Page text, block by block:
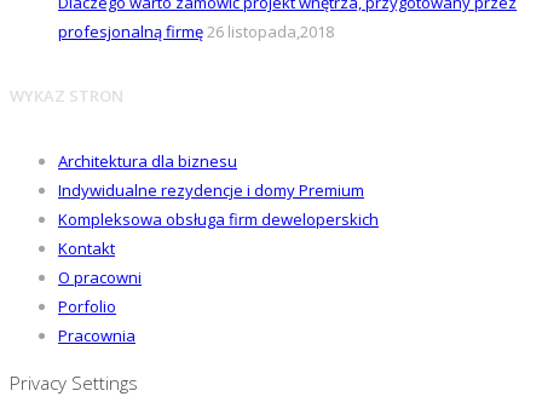
profesjonalną firmę26 listopada,2018
WYKAZ STRON
Architektura dla biznesu
Indywidualne rezydencje i domy Premium
Kompleksowa obsługa firm deweloperskich
Kontakt
O pracowni
Porfolio
Pracownia
Privacy Settings